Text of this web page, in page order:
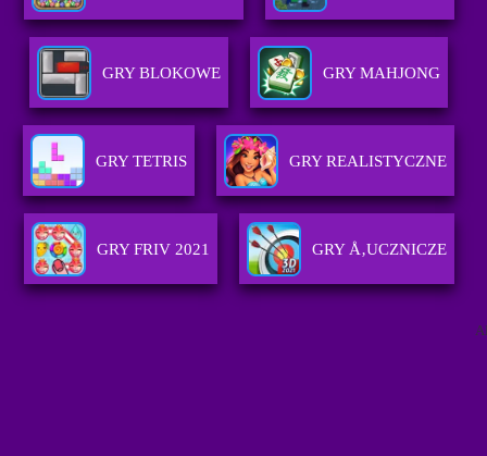
GRY BLOKOWE GRY MAHJONG
GRY TETRIS GRY REALISTYCZNE
GRY FRIV 2021 GRY Å‚UCZNICZE